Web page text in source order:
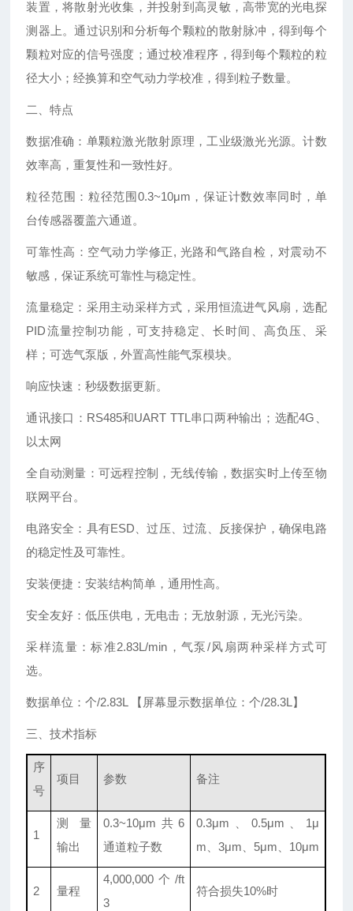
装置，将散射光收集，并投射到高灵敏，高带宽的光电探
测器上。通过识别和分析每个颗粒的散射脉冲，得到每个
颗粒对应的信号强度；通过校准程序，得到每个颗粒的粒
径大小；经换算和空气动力学校准，得到粒子数量。
二、特点
数据准确：单颗粒激光散射原理，工业级激光光源。计数
效率高，重复性和一致性好。
粒径范围：粒径范围0.3~10μm，保证计数效率同时，单
台传感器覆盖六通道。
可靠性高：空气动力学修正, 光路和气路自检，对震动不
敏感，保证系统可靠性与稳定性。
流量稳定：采用主动采样方式，采用恒流进气风扇，选配
PID流量控制功能，可支持稳定、长时间、高负压、采
样；可选气泵版，外置高性能气泵模块。
响应快速：秒级数据更新。
通讯接口：RS485和UART TTL串口两种输出；选配4G、
以太网
全自动测量：可远程控制，无线传输，数据实时上传至物
联网平台。
电路安全：具有ESD、过压、过流、反接保护，确保电路
的稳定性及可靠性。
安装便捷：安装结构简单，通用性高。
安全友好：低压供电，无电击；无放射源，无光污染。
采样流量：标准2.83L/min，气泵/风扇两种采样方式可
选。
数据单位：个/2.83L 【屏幕显示数据单位：个/28.3L】
三、技术指标
序
号
项目 参数 备注
1
测量
输出
0.3~10μm共6
通道粒子数
0.3μm、0.5μm、1μ
m、3μm、5μm、10μm
2 量程
4,000,000 个 /ft
3
符合损失10%时